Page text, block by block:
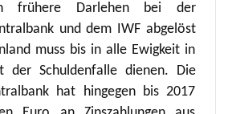
frühere Darlehen bei der
und dem IWF abgelöst
muss bis in alle Ewigkeit in
der Schuldenfalle dienen. Die
hat hingegen bis 2017